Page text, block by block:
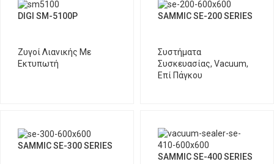
DIGI SM-5100P
Ζυγοί Λιανικής Με
Εκτυπωτή
SAMMIC SE-200 SERIES
Συστήματα
Συσκευασίας, Vacuum,
Επί Πάγκου
SAMMIC SE-300 SERIES
SAMMIC SE-400 SERIES